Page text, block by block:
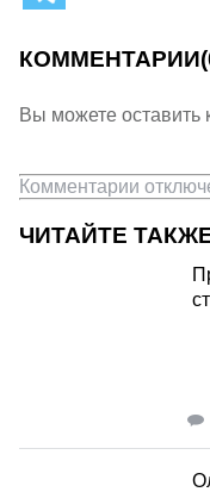
КОММЕНТАРИИ
Вы можете оставить
Комментарии
ЧИТАЙТЕ